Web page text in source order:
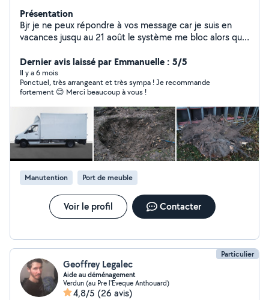
Présentation
Bjr je ne peux répondre à vos message car je suis en
vacances jusqu au 21 août le système me bloc alors que
je met un coeur à vous de changer votre demande pour
pouvoir me contacter. En livraison, manutention,aide
ménagère,cuisinière,pâtissière,traiteur,couturière,manut
ention,peinture,monter meubles,installer lustres,
jardiner,travailler la terre, bêcher,semer,planter
arbustes,plantes déssouchages, abattre arbres stérer
et fendre,faire des courses pour des clients,sur ces
domaines nous sommes hyper qualifié, sérieux,
rigoureux, appliqué,passionné, et surtout digne de
confiance. En jardinage,ont est équipé de tondeuse,
débroussailleuse,motoculteur taille haie,d'une
tronçonneuse sthil professionnel, merlin coin Équipé d 1
machine à coudre professionnelle singer. Regardez les
photos de profil vous verrez mes affaires et nos
Dernier avis laissé par Emmanuelle : 5/5
Il y a 6 mois
Ponctuel, très arrangeant et très sympa ! Je recommande
fortement 😊 Merci beaucoup à vous !
Manutention Port de meuble
Voir le profil Contacter
Particulier
Geoffrey Legalec
Aide au déménagement
Verdun (au Pre l'Eveque Anthouard)
4,8/5 (26 avis)